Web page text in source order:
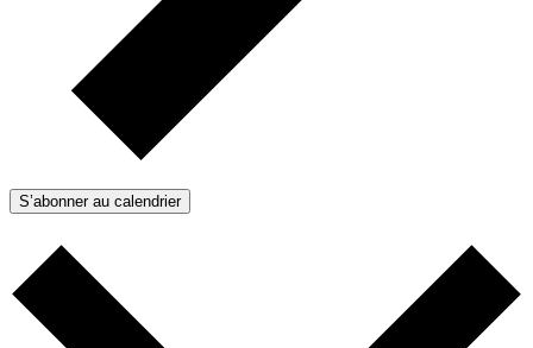
S’abonner au calendrier